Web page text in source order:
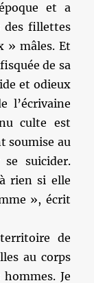
et a
des fillettes
» mâles. Et
de sa
et odieux
l’écrivaine
culte est
soumise au
suicider.
rien si elle
», écrit
de
au corps
Je